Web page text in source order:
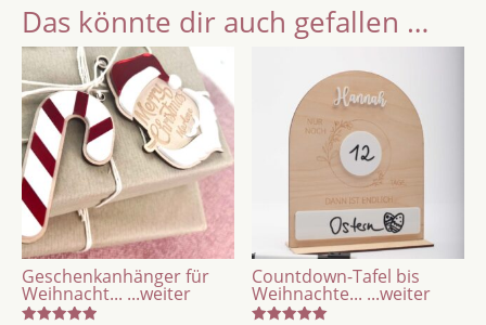
Das könnte dir auch gefallen …
Geschenkanhänger für
Weihnacht... ...weiter
Countdown-Tafel bis
Weihnachte... ...weiter